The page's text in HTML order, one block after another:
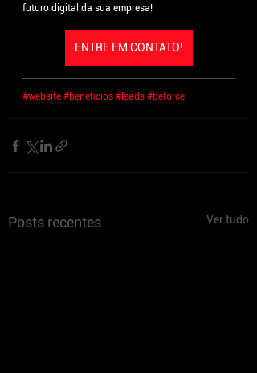
futuro digital da sua empresa!
ENTRE EM CONTATO!
#website #beneficios #leads #beforce
Posts recentes Ver tudo